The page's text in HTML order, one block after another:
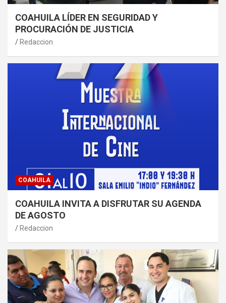
COAHUILA LÍDER EN SEGURIDAD Y
PROCURACIÓN DE JUSTICIA
Redaccion
COAHUILA
COAHUILA INVITA A DISFRUTAR SU AGENDA
DE AGOSTO
Redaccion